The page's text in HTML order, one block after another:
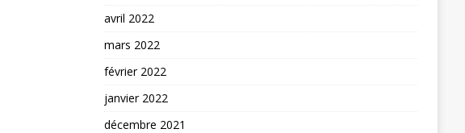
avril 2022
mars 2022
février 2022
janvier 2022
décembre 2021